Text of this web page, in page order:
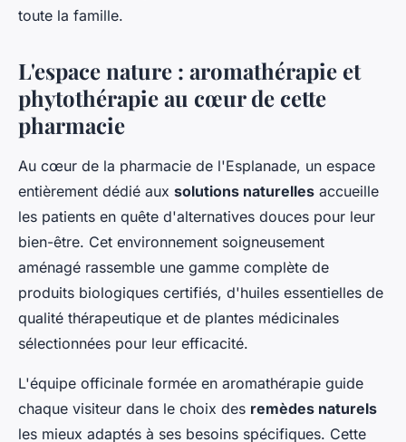
toute la famille.
L'espace nature : aromathérapie et
phytothérapie au cœur de cette
pharmacie
Au cœur de la pharmacie de l'Esplanade, un espace
entièrement dédié aux solutions naturelles accueille
les patients en quête d'alternatives douces pour leur
bien-être. Cet environnement soigneusement
aménagé rassemble une gamme complète de
produits biologiques certifiés, d'huiles essentielles de
qualité thérapeutique et de plantes médicinales
sélectionnées pour leur efficacité.
L'équipe officinale formée en aromathérapie guide
chaque visiteur dans le choix des remèdes naturels
les mieux adaptés à ses besoins spécifiques. Cette